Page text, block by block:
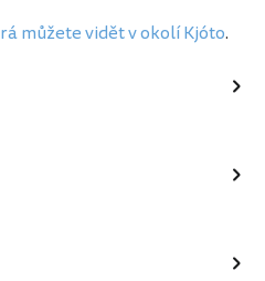
můžete vidět v okolí Kjóto.